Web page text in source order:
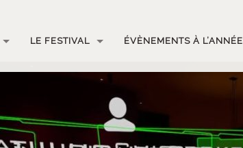
LE FESTIVAL ÉVÈNEMENTS À L’ANNÉE